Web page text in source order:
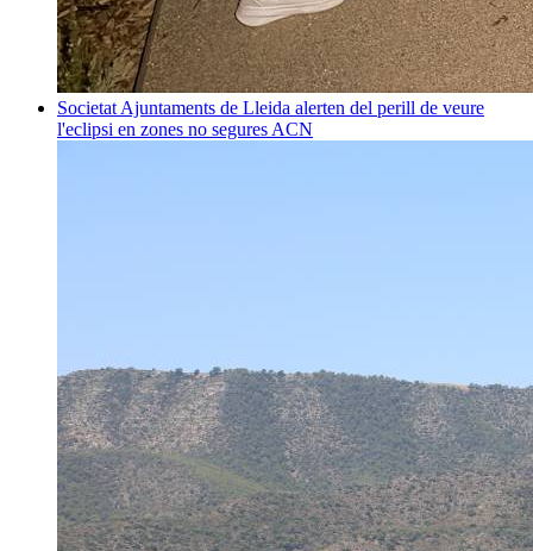
Societat Ajuntaments de Lleida alerten del perill de veure
l'eclipsi en zones no segures ACN